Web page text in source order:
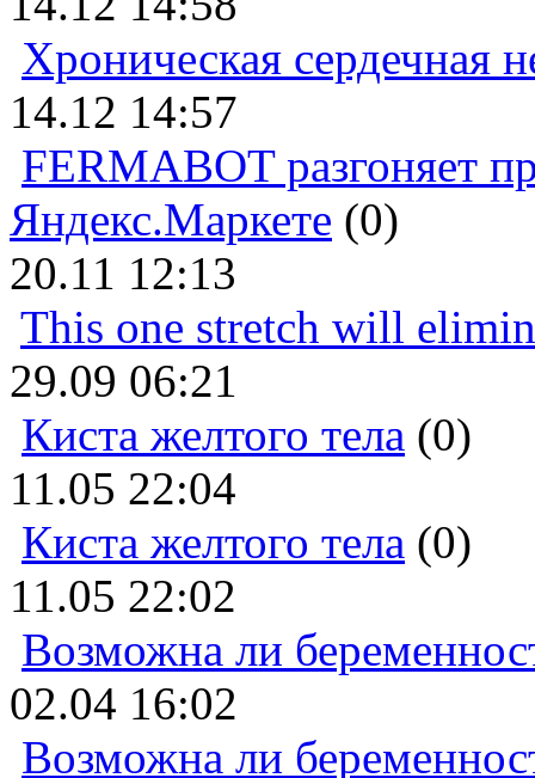
Хроническая сердечная
14.12 14:57
FERMABOT разгоняет
Яндекс.Маркете (0)
20.11 12:13
This one stretch will
29.09 06:21
Киста желтого тела (0)
11.05 22:04
Киста желтого тела (0)
11.05 22:02
Возможна ли
02.04 16:02
Возможна ли